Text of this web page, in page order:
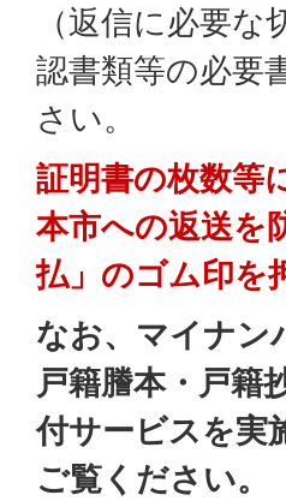
（返信に必要
認書類等の必要
さい。
証明書の枚数等
本市への返送を
払」のゴム印を
なお、マイナン
戸籍謄本・戸籍
付サービスを実
ご覧ください。